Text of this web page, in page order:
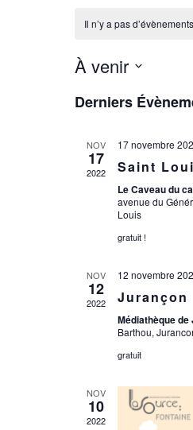
Il n’y a pas
À venir
une
Derniers
NOV
17
2022
17 novembre
Saint
Le Caveau du
avenue du
Louis
gratuit !
NOV
12
2022
12 novembre
Jurançon
Médiathèque
Barthou,
gratuit
NOV
10
2022